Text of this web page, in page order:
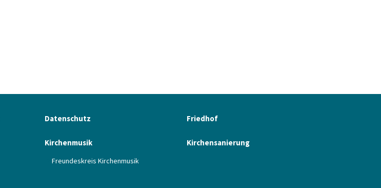
Datenschutz Friedhof
Kirchenmusik
Freundeskreis Kirchenmusik
Kirchensanierung